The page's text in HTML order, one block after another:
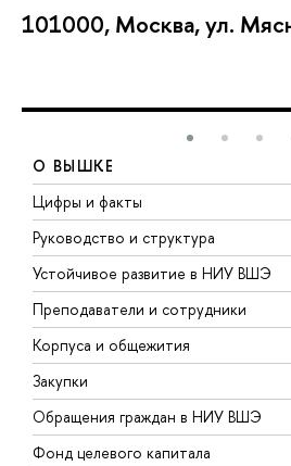
101000, Москва, ул.
О ВЫШКЕ
Цифры и факты
Руководство и структура
Устойчивое развитие в НИУ ВШЭ
Преподаватели и сотрудники
Корпуса и общежития
Закупки
Обращения граждан в НИУ ВШЭ
Фонд целевого капитала